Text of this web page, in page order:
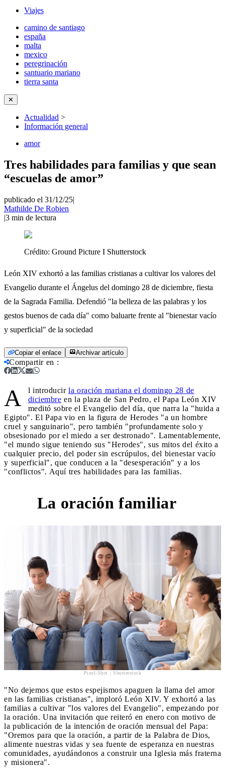
Viajes
camino de santiago
españa
malta
mexico
peregrinación
santuario mariano
tierra santa
✕
Actualidad >
Información general
amor
Tres habilidades para familias y que sean
“escuelas de amor”
publicado el 31/12/25|
Mathilde De Robien
|3 min de lectura
Crédito: Ground Picture I Shutterstock
León XIV exhortó a las familias cristianas a cultivar los valores del
Evangelio durante el Ángelus del domingo 28 de diciembre, fiesta
de la Sagrada Familia. Defendió "la belleza de las palabras y los
gestos buenos de cada día" como baluarte frente al "bienestar vacío
y superficial" de la sociedad
Copiar el enlace Archivar artículo
Compartir en :
A l introducir la oración mariana el domingo 28 de
diciembre en la plaza de San Pedro, el Papa León XIV
meditó sobre el Evangelio del día, que narra la "huida a
Egipto". El Papa vio en la figura de Herodes "a un hombre
cruel y sanguinario", pero también "profundamente solo y
obsesionado por el miedo a ser destronado". Lamentablemente,
"el mundo sigue teniendo sus "Herodes", sus mitos del éxito a
cualquier precio, del poder sin escrúpulos, del bienestar vacío
y superficial", que conducen a la "desesperación" y a los
"conflictos". Aquí tres habilidades para las familias.
La oración familiar
Pixel-Shot | Shutterstock
"No dejemos que estos espejismos apaguen la llama del amor
en las familias cristianas", imploró León XIV. Y exhortó a las
familias a cultivar "los valores del Evangelio", empezando por
la oración. Una invitación que reiteró en enero con motivo de
la publicación de la intención de oración mensual del Papa:
"Oremos para que la oración, a partir de la Palabra de Dios,
alimente nuestras vidas y sea fuente de esperanza en nuestras
comunidades, ayudándonos a construir una Iglesia más fraterna
y misionera".